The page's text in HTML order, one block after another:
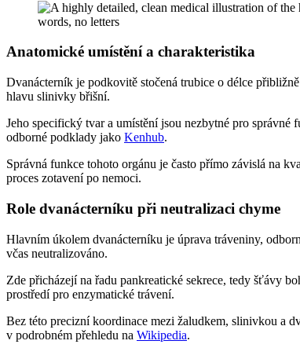
Anatomické umístění a charakteristika
Dvanácterník je podkovitě stočená trubice o délce
hlavu slinivky břišní.
Jeho specifický tvar a umístění jsou nezbytné pro
odborné podklady jako Kenhub.
Správná funkce tohoto orgánu je často přímo závislá na
proces zotavení po nemoci.
Role dvanácterníku při neutralizaci chyme
Hlavním úkolem dvanácterníku je úprava tráveniny,
včas neutralizováno.
Zde přicházejí na řadu pankreatické sekrece, tedy šťávy
prostředí pro enzymatické trávení.
Bez této precizní koordinace mezi žaludkem, slinivkou a
v podrobném přehledu na Wikipedia.